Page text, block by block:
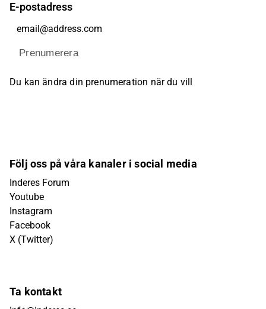
E-postadress
Prenumerera
Du kan ändra din prenumeration när du vill
Följ oss på våra kanaler i social media
Inderes Forum
Youtube
Instagram
Facebook
X (Twitter)
Ta kontakt